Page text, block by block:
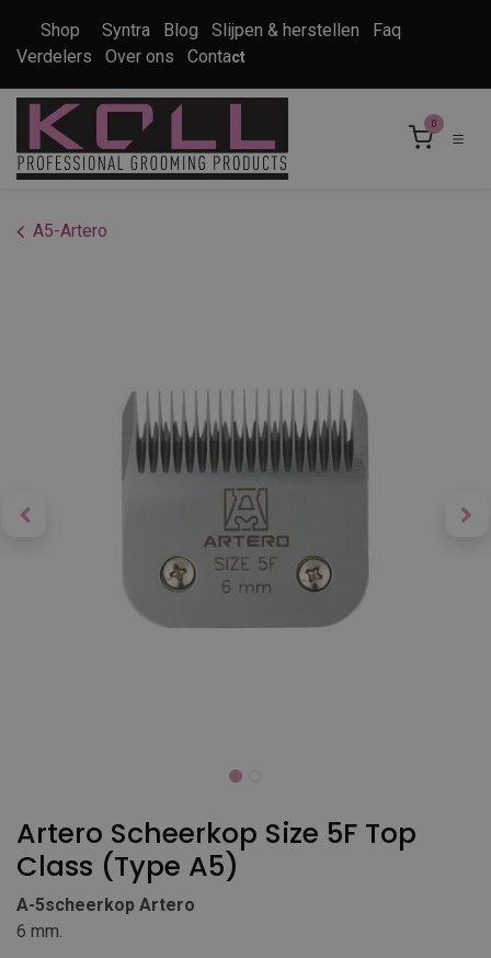
Shop Syntra Blog Slijpen & herstellen
Faq
Verdelers
Over ons Contact
0
A5-Artero
Artero Scheerkop Size 5F Top
Class (Type A5)
A-5scheerkop Artero
6 mm.